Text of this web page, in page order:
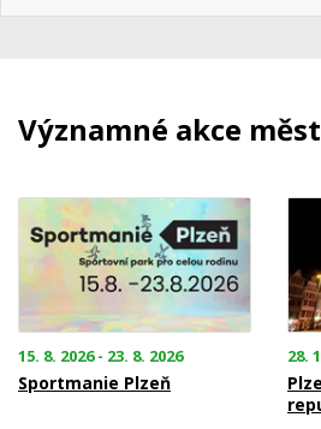
Významné akce
15. 8. 2026 - 23. 8. 2026
Sportmanie Plzeň
28.